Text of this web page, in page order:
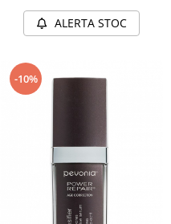
ALERTA STOC
-10%